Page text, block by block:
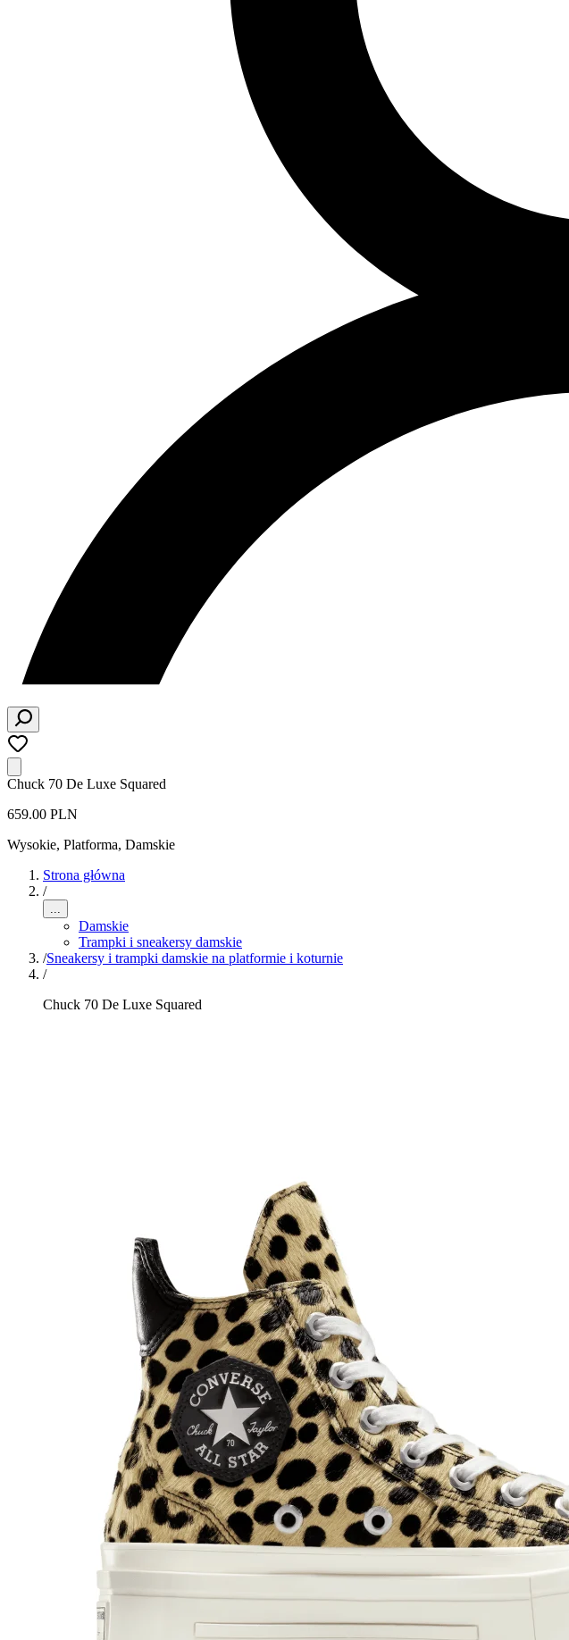
Chuck 70 De Luxe Squared
659.00 PLN
Wysokie, Platforma, Damskie
Strona główna
/
...
Damskie
Trampki i sneakersy damskie
/Sneakersy i trampki damskie na platformie i koturnie
/
Chuck 70 De Luxe Squared